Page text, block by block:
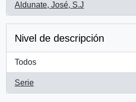
Aldunate, José, S.J
, 1 resultados
Nivel de descripción
Todos
Serie
, 1 resultados